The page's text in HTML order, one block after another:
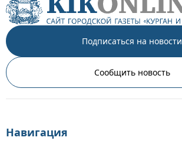
Подписаться на новости
Сообщить новость
Навигация